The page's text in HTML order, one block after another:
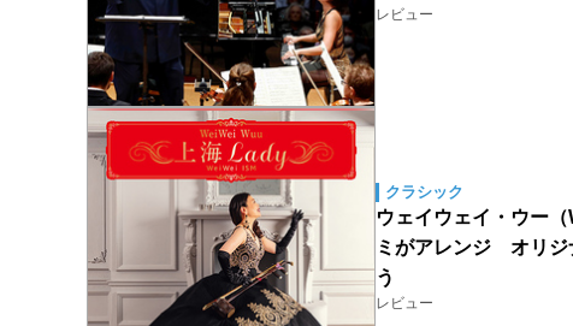
レビュー
クラシック
ウェイウェイ・ウー
ミがアレンジ オリジ
う
レビュー